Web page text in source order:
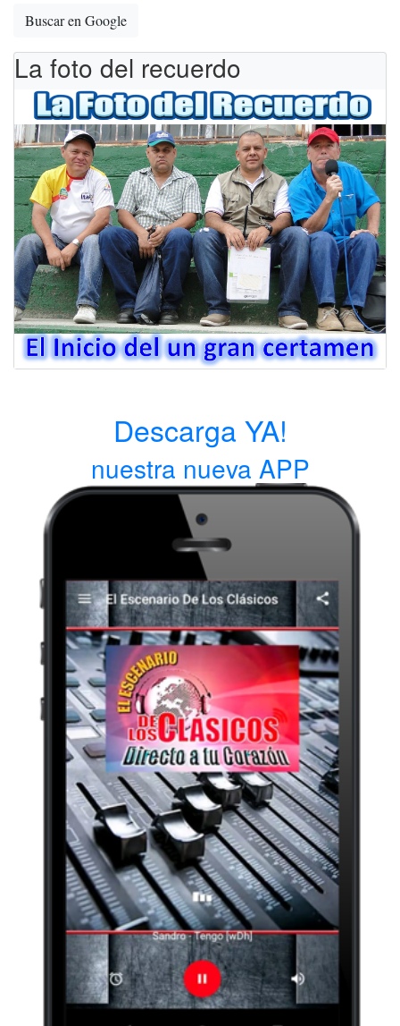
Buscar en Google
La foto del recuerdo
Descarga YA!
nuestra nueva APP